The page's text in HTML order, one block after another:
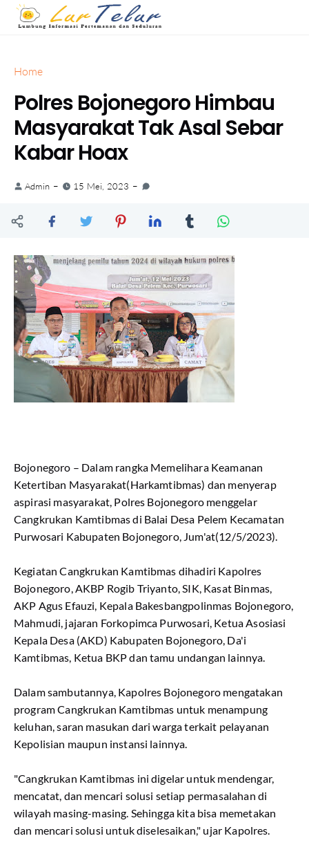
Home
Polres Bojonegoro Himbau
Masyarakat Tak Asal Sebar
Kabar Hoax
Admin 15 Mei, 2023
Bojonegoro – Dalam rangka Memelihara Keamanan
Ketertiban Masyarakat(Harkamtibmas) dan menyerap
aspirasi masyarakat, Polres Bojonegoro menggelar
Cangkrukan Kamtibmas di Balai Desa Pelem Kecamatan
Purwosari Kabupaten Bojonegoro, Jum'at(12/5/2023).
Kegiatan Cangkrukan Kamtibmas dihadiri Kapolres
Bojonegoro, AKBP Rogib Triyanto, SIK, Kasat Binmas,
AKP Agus Efauzi, Kepala Bakesbangpolinmas Bojonegoro,
Mahmudi, jajaran Forkopimca Purwosari, Ketua Asosiasi
Kepala Desa (AKD) Kabupaten Bojonegoro, Da'i
Kamtibmas, Ketua BKP dan tamu undangan lainnya.
Dalam sambutannya, Kapolres Bojonegoro mengatakan
program Cangkrukan Kamtibmas untuk menampung
keluhan, saran masukan dari warga terkait pelayanan
Kepolisian maupun instansi lainnya.
"Cangkrukan Kamtibmas ini digelar untuk mendengar,
mencatat, dan mencari solusi setiap permasalahan di
wilayah masing-masing. Sehingga kita bisa memetakan
dan mencari solusi untuk diselesaikan," ujar Kapolres.